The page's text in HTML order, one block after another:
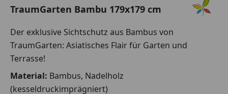
TraumGarten Bambu 179x179 cm
Der exklusive Sichtschutz aus Bambus von
TraumGarten: Asiatisches Flair für Garten und
Terrasse!
Material: Bambus, Nadelholz
(kesseldruckimprägniert)